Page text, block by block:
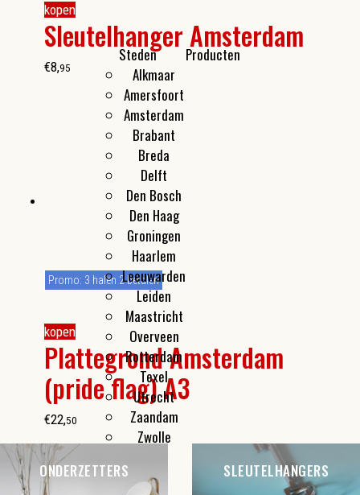
Kleine cadeautjes
Flesopeners
Make-up spiegeltjes
Steden
Alkmaar
Amersfoort
Amsterdam
Brabant
Breda
Delft
Den Bosch
Den Haag
Groningen
Haarlem
Leeuwarden
Leiden
Maastricht
Overveen
Rotterdam
Texel
Utrecht
Zaandam
Zwolle
Producten
kopen
Sleutelhanger Amsterdam
€8,95
kopen
Plattegrond Amsterdam
(pride flag) A3
Promo: 3 halen 2 betalen
€22,50
ONDERZETTERS SLEUTELHANGERS